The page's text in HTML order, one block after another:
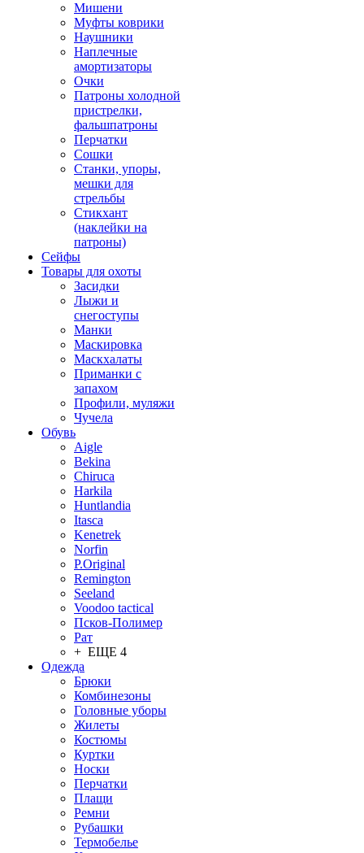
Мишени
Муфты коврики
Наушники
Наплечные
амортизаторы
Очки
Патроны холодной
пристрелки,
фальшпатроны
Перчатки
Сошки
Станки, упоры,
мешки для
стрельбы
Стикхант
(наклейки на
патроны)
Сейфы
Товары для охоты
Засидки
Лыжи и
снегоступы
Манки
Маскировка
Маскхалаты
Приманки с
запахом
Профили, муляжи
Чучела
Обувь
Aigle
Bekina
Chiruсa
Harkila
Huntlandia
Itasca
Kenetrek
Norfin
P.Original
Remington
Seeland
Voodoo tactical
Псков-Полимер
Рат
+ ЕЩЕ 4
Одежда
Брюки
Комбинезоны
Головные уборы
Жилеты
Костюмы
Куртки
Носки
Перчатки
Плащи
Ремни
Рубашки
Термобелье